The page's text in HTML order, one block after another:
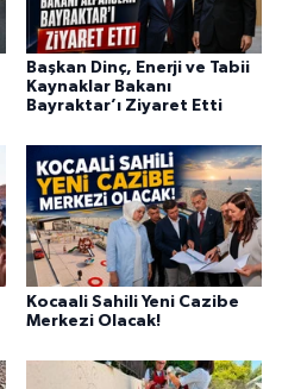
Başkan Dinç, Enerji ve Tabii
Kaynaklar Bakanı
Bayraktar’ı Ziyaret Etti
Kocaali Sahili Yeni Cazibe
Merkezi Olacak!